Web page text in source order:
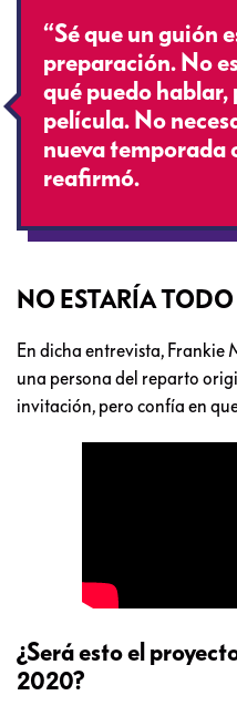
“Sé que un guión
preparación. No
qué puedo hablar,
película. No
nueva temporada
reafirmó.
NO ESTARÍA
En dicha entrevista,
una persona del reparto
invitación, pero confía en
¿Será esto el
2020?